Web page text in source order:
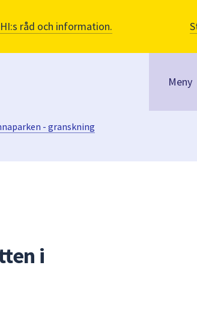
råd och information.
Meny
- granskning
i